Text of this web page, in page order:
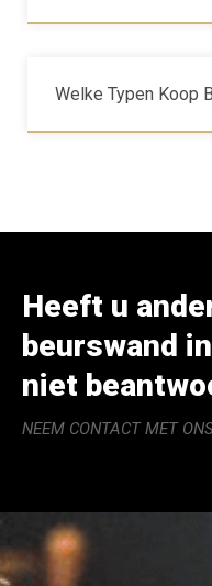
Welke Typen Koop
Heeft u
beurswand
niet
NEEM CONTACT MET